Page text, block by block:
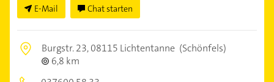
E-Mail Chat starten
Burgstr. 23,08115 Lichtentanne (Schönfels)
6,8 km